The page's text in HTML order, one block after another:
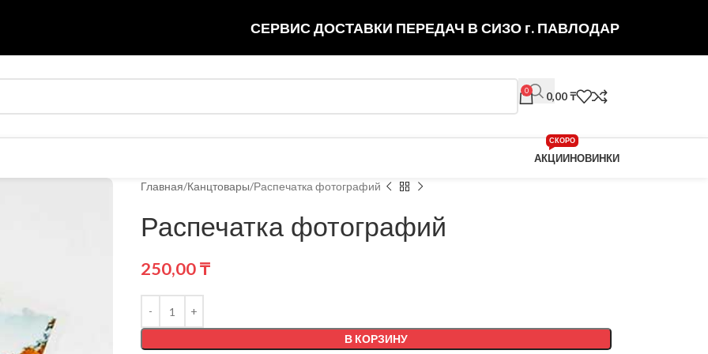
СЕРВИС ДОСТАВКИ ПЕРЕДАЧ В СИЗО г. ПАВЛОДАР
0 0,00₸
АКЦИИ
СКОРО
НОВИНКИ
Главная Канцтовары Распечатка фотографий
Распечатка фотографий
250,00₸
В КОРЗИНУ